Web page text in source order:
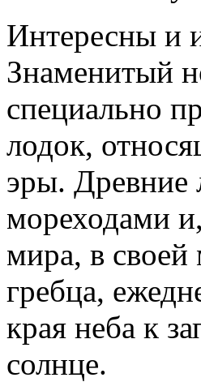
Интересны и
Знаменитый
специально
лодок,
эры. Древние
мореходами
мира, в
гребца,
края неба к
солнце.